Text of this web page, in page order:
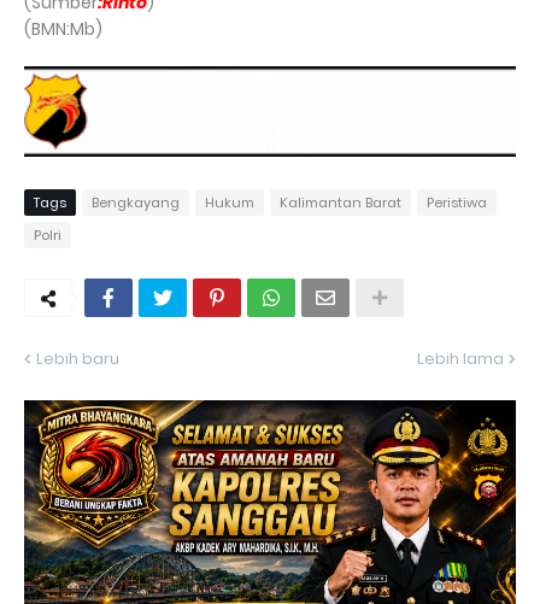
(BMN:Mb)
Tags Bengkayang Hukum Kalimantan Barat
Peristiwa
Polri
Lebih baru Lebih lama